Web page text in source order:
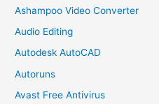
Ashampoo Video Converter
Audio Editing
Autodesk AutoCAD
Autoruns
Avast Free Antivirus